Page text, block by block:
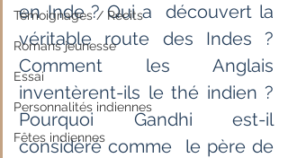
Témoignages / Récits
Romans jeunesse
Essai
Personnalités indiennes
Fêtes indiennes
en Inde ? Qui a  découvert la
véritable route des Indes ?
Comment les Anglais
inventèrent-ils le thé indien ?
Pourquoi Gandhi est-il
considéré comme  le père de